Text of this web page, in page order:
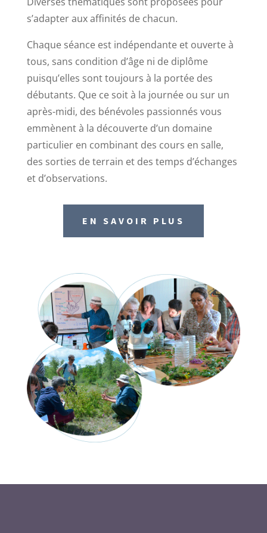
s’adapter aux affinités de chacun.
Chaque séance est indépendante et ouverte à
tous, sans condition d’âge ni de diplôme
puisqu’elles sont toujours à la portée des
débutants. Que ce soit à la journée ou sur un
après-midi, des bénévoles passionnés vous
emmènent à la découverte d’un domaine
particulier en combinant des cours en salle,
des sorties de terrain et des temps d’échanges
et d’observations.
EN SAVOIR PLUS